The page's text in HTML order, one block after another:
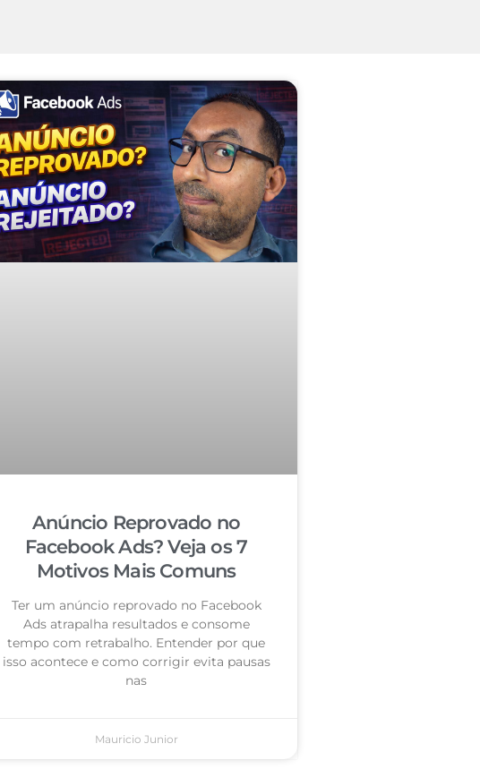
Anúncio Reprovado no
Facebook Ads? Veja os 7
Motivos Mais Comuns
Ter um anúncio reprovado no Facebook
Ads atrapalha resultados e consome
tempo com retrabalho. Entender por que
isso acontece e como corrigir evita pausas
nas
Mauricio Junior